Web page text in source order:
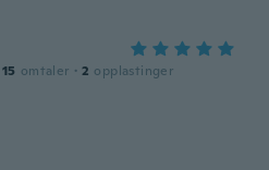
15 omtaler · 2 opplastinger